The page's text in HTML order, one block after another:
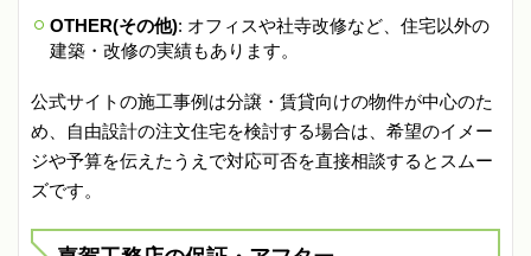
OTHER(その他): オフィスや社寺改修など、住宅以外の
建築・改修の実績もあります。
公式サイトの施工事例は分譲・賃貸向けの物件が中心のた
め、自由設計の注文住宅を検討する場合は、希望のイメー
ジや予算を伝えたうえで対応可否を直接相談するとスムー
ズです。